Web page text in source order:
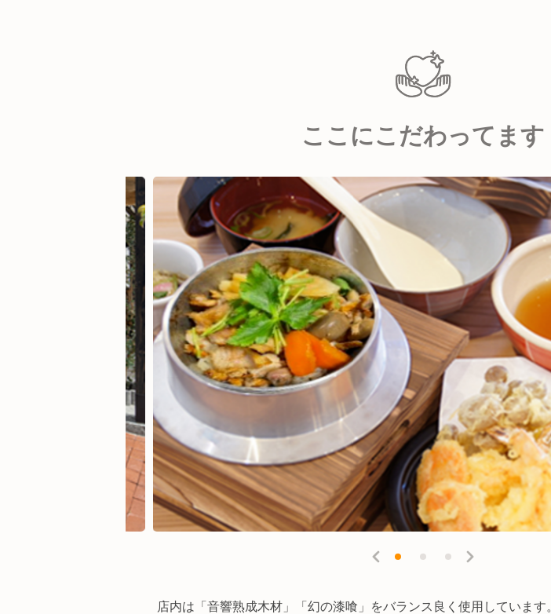
ここにこだわってます
店内は「音響熟成木材」「幻の漆喰」をバランス良く使用しています。